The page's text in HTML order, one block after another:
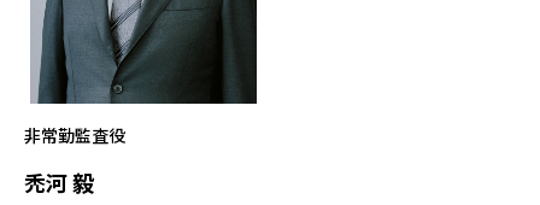
非常勤監査役
禿河 毅